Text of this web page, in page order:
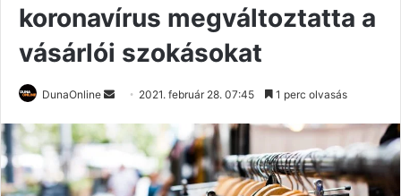
koronavírus megváltoztatta a
vásárlói szokásokat
DunaOnline
Send 2021. február 28. 07:45 1 perc olvasás